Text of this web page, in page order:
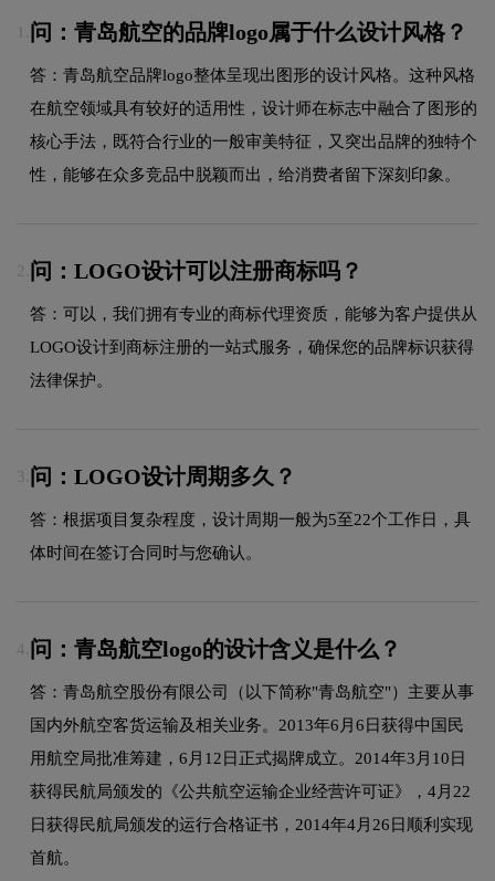
问：青岛航空的品牌logo属于什么设计风格？
答：青岛航空品牌logo整体呈现出图形的设计风格。这种风格
在航空领域具有较好的适用性，设计师在标志中融合了图形的
核心手法，既符合行业的一般审美特征，又突出品牌的独特个
性，能够在众多竞品中脱颖而出，给消费者留下深刻印象。
2. 问：LOGO设计可以注册商标吗？
答：可以，我们拥有专业的商标代理资质，能够为客户提供从
LOGO设计到商标注册的一站式服务，确保您的品牌标识获得
法律保护。
3. 问：LOGO设计周期多久？
答：根据项目复杂程度，设计周期一般为5至22个工作日，具
体时间在签订合同时与您确认。
4. 问：青岛航空logo的设计含义是什么？
答：青岛航空股份有限公司（以下简称"青岛航空"）主要从事
国内外航空客货运输及相关业务。2013年6月6日获得中国民
用航空局批准筹建，6月12日正式揭牌成立。2014年3月10日
获得民航局颁发的《公共航空运输企业经营许可证》，4月22
日获得民航局颁发的运行合格证书，2014年4月26日顺利实现
首航。